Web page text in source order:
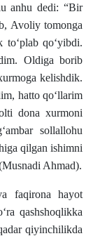
anhu dedi: “Bir
Avoliy tomonga
qo‘yibdi.
Oldiga borib
kelishdik.
hatto qo‘llarim
dona xurmoni
sollallohu
qilgan ishimni
Ahmad).
faqirona hayot
qashshoqlikka
qiyinchilikda